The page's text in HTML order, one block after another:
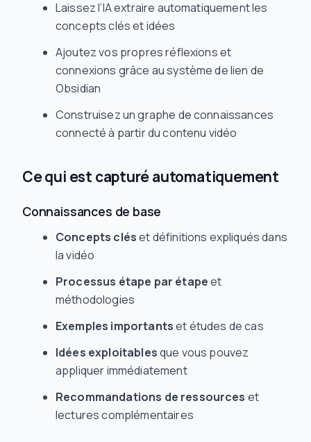
Laissez l’IA extraire automatiquement les
concepts clés et idées
Ajoutez vos propres réflexions et
connexions grâce au système de lien de
Obsidian
Construisez un graphe de connaissances
connecté à partir du contenu vidéo
Ce qui est capturé automatiquement
Connaissances de base
Concepts cléset définitions expliqués dans
la vidéo
Processus étape par étapeet
méthodologies
Exemples importantset études de cas
Idées exploitablesque vous pouvez
appliquer immédiatement
Recommandations de ressources et
lectures complémentaires